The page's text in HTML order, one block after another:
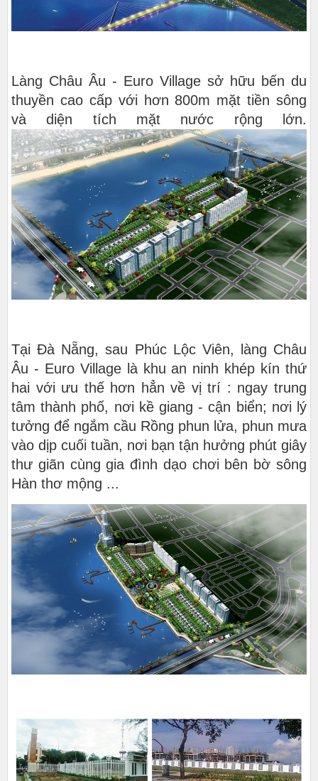
Làng Châu Âu - Euro Village sở hữu bến du
thuyền cao cấp với hơn 800m mặt tiền sông
và diện tích mặt nước rộng lớn.
Tại Đà Nẵng, sau Phúc Lộc Viên, làng Châu
Âu - Euro Village là khu an ninh khép kín thứ
hai với ưu thế hơn hẳn về vị trí : ngay trung
tâm thành phố, nơi kề giang - cận biển; nơi lý
tưởng để ngắm cầu Rồng phun lửa, phun mưa
vào dịp cuối tuần, nơi bạn tận hưởng phút giây
thư giãn cùng gia đình dạo chơi bên bờ sông
Hàn thơ mộng ...